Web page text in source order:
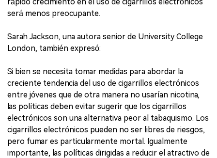
será menos preocupante.
Sarah Jackson, una autora senior de University College
London, también expresó:
Si bien se necesita tomar medidas para abordar la
creciente tendencia del uso de cigarrillos electrónicos
entre jóvenes que de otra manera no usarían nicotina,
las políticas deben evitar sugerir que los cigarrillos
electrónicos son una alternativa peor al tabaquismo. Los
cigarrillos electrónicos pueden no ser libres de riesgos,
pero fumar es particularmente mortal. Igualmente
importante, las políticas dirigidas a reducir el atractivo de